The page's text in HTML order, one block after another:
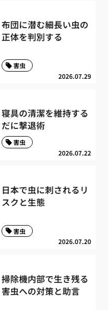
布団に潜む細長い虫の
正体を判別する
2026.07.29
害虫
寝具の清潔を維持する
だに撃退術
2026.07.22
害虫
日本で虫に刺されるリ
スクと生態
2026.07.20
害虫
掃除機内部で生き残る
害虫への対策と助言